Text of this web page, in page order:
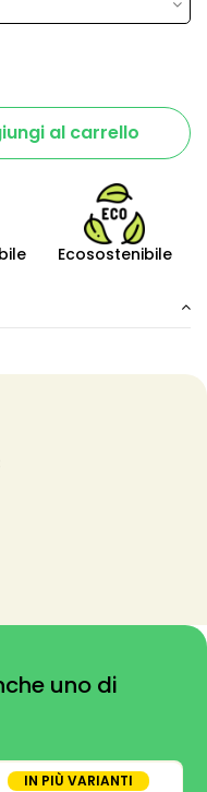
al carrello
Ecosostenibile
uno di
IN PIÙ VARIANTI